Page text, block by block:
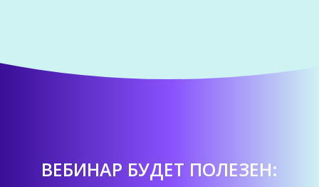
ВЕБИНАР БУДЕТ ПОЛЕЗЕН: